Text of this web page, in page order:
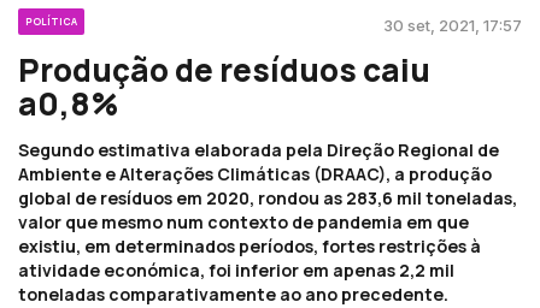
POLÍTICA 30 set, 2021, 17:57
Produção de resíduos caiu
a0,8%
Segundo estimativa elaborada pela Direção Regional de
Ambiente e Alterações Climáticas (DRAAC), a produção
global de resíduos em 2020, rondou as 283,6 mil toneladas,
valor que mesmo num contexto de pandemia em que
existiu, em determinados períodos, fortes restrições à
atividade económica, foi inferior em apenas 2,2 mil
toneladas comparativamente ao ano precedente.